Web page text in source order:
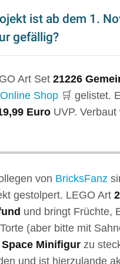
ist ab dem 1.
gefällig?
Art Set 21226
Shop 🛒 gelistet.
Euro UVP. Verbaut
von BricksFanz
gestolpert. LEGO Art
und bringt Früchte,
(aber bitte mit
Minifigur zu
und ist hierzulande